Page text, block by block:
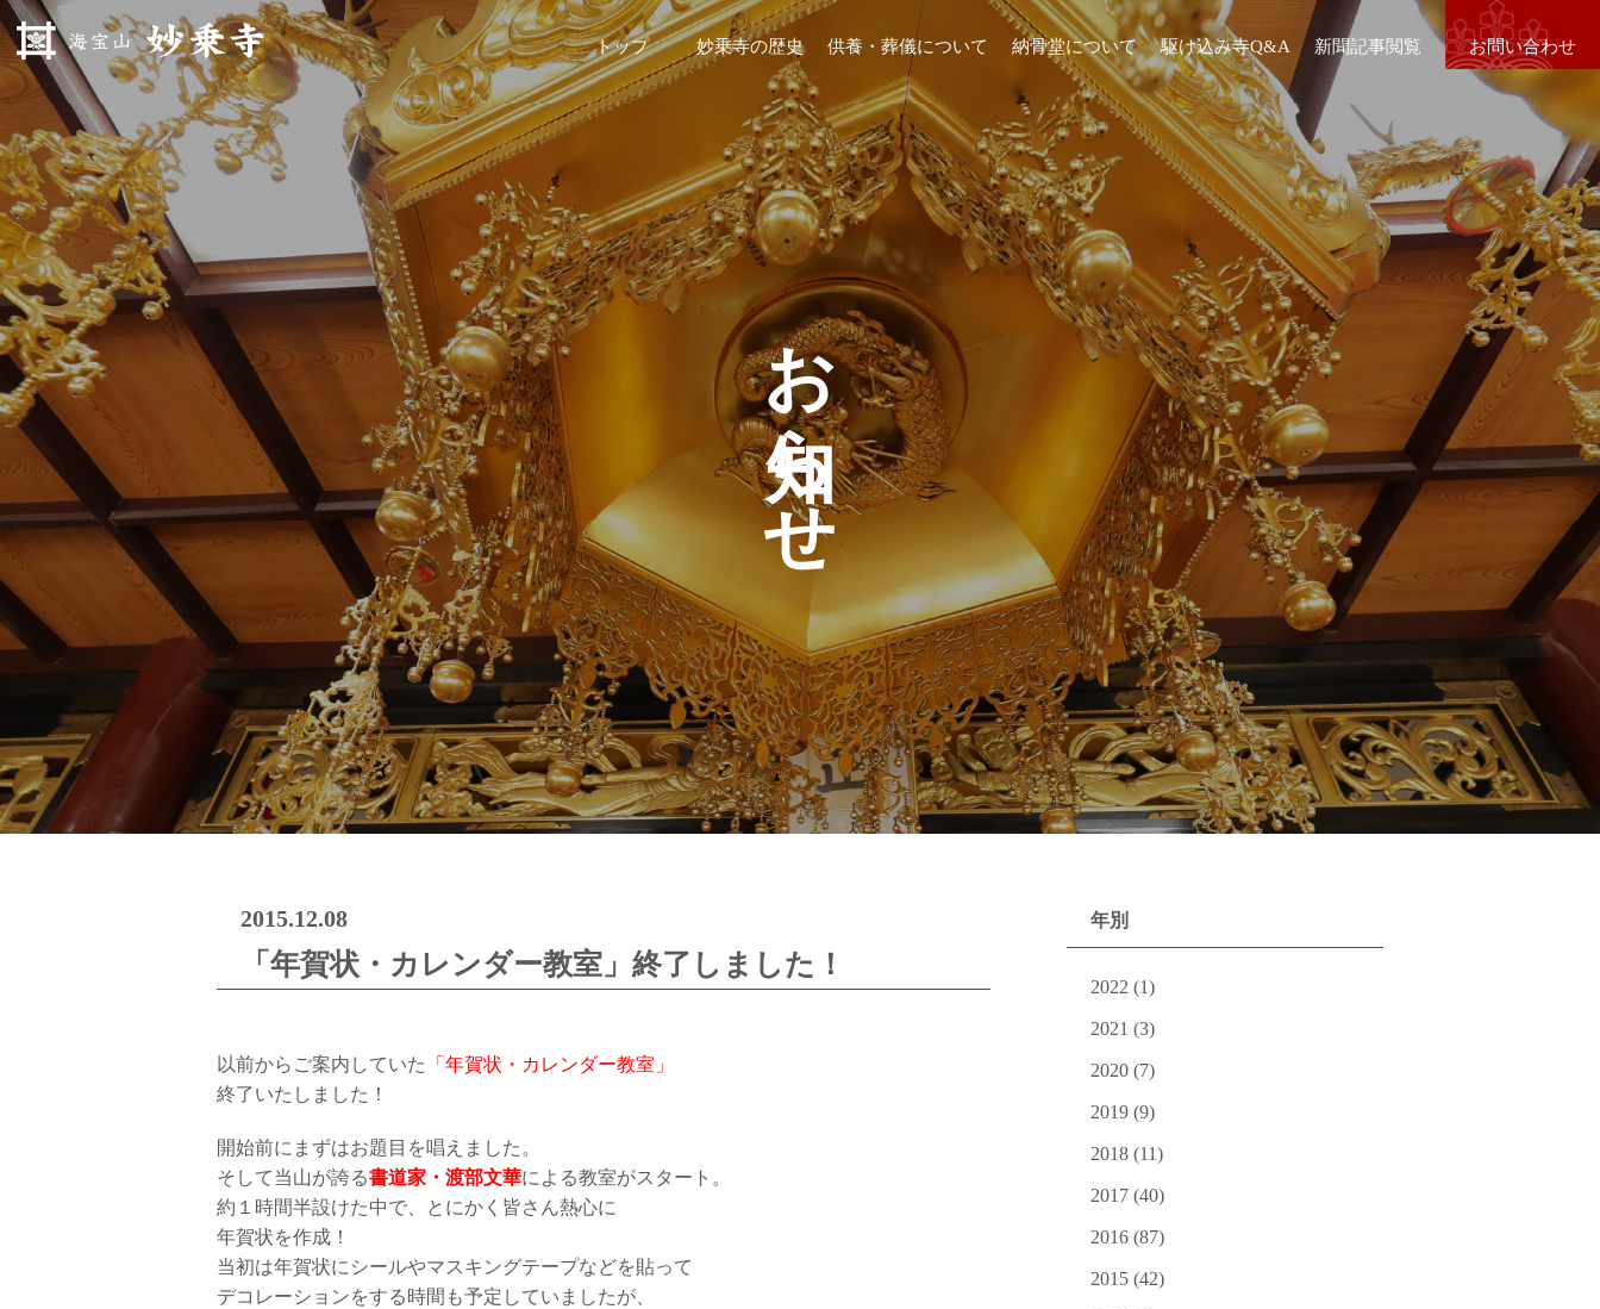
トップ 妙乗寺の歴史 供養・葬儀について 納骨堂について 駆け込み寺Q&A 新聞記事閲覧 お問い合わせ
お知らせ
2015.12.08
「年賀状・カレンダー教室」終了しました！
以前からご案内していた
「年賀状・カレンダー教室」
終了いたしました！
開始前にまずはお題目を唱えました。
そして当山が誇る書道家・渡部文華による教室がスタート。
約１時間半設けた中で、とにかく皆さん熱心に
年賀状を作成！
当初は年賀状にシールやマスキングテープなどを貼って
デコレーションをする時間も予定していましたが、
年別
2022 (1)
2021 (3)
2020 (7)
2019 (9)
2018 (11)
2017 (40)
2016 (87)
2015 (42)